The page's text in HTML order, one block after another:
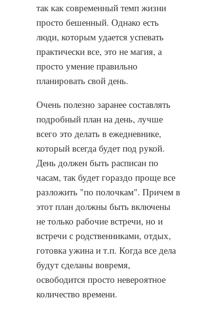
так как современный темп жизни
просто бешенный. Однако есть
люди, которым удается успевать
практически все, это не магия, а
просто умение правильно
планировать свой день.
Очень полезно заранее составлять
подробный план на день, лучше
всего это делать в ежедневнике,
который всегда будет под рукой.
День должен быть расписан по
часам, так будет гораздо проще все
разложить "по полочкам". Причем в
этот план должны быть включены
не только рабочие встречи, но и
встречи с родственниками, отдых,
готовка ужина и т.п. Когда все дела
будут сделаны вовремя,
освободится просто невероятное
количество времени.